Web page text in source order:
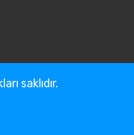
saklıdır.